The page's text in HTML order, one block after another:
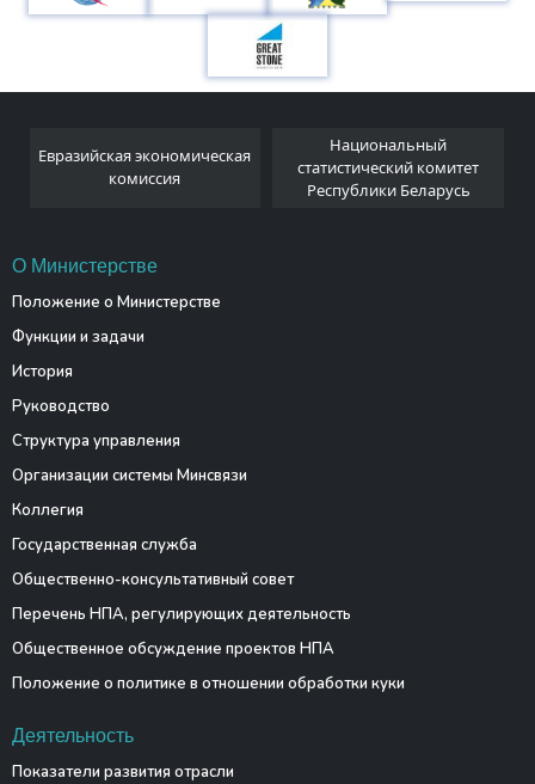
Евразийская экономическая
комиссия
Национальный
статистический комитет
Республики Беларусь
О Министерстве
Положение о Министерстве
Функции и задачи
История
Руководство
Структура управления
Организации системы Минсвязи
Коллегия
Государственная служба
Общественно-консультативный совет
Перечень НПА, регулирующих деятельность
Общественное обсуждение проектов НПА
Положение о политике в отношении обработки куки
Деятельность
Показатели развития отрасли